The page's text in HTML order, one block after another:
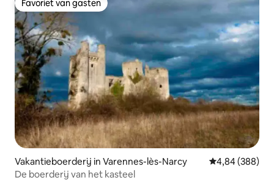
Favoriet van gasten
Favoriet van gasten
Vakantieboerderij in Varennes-lès-Narcy Gemiddelde
4,84 (388)
De boerderij van het kasteel